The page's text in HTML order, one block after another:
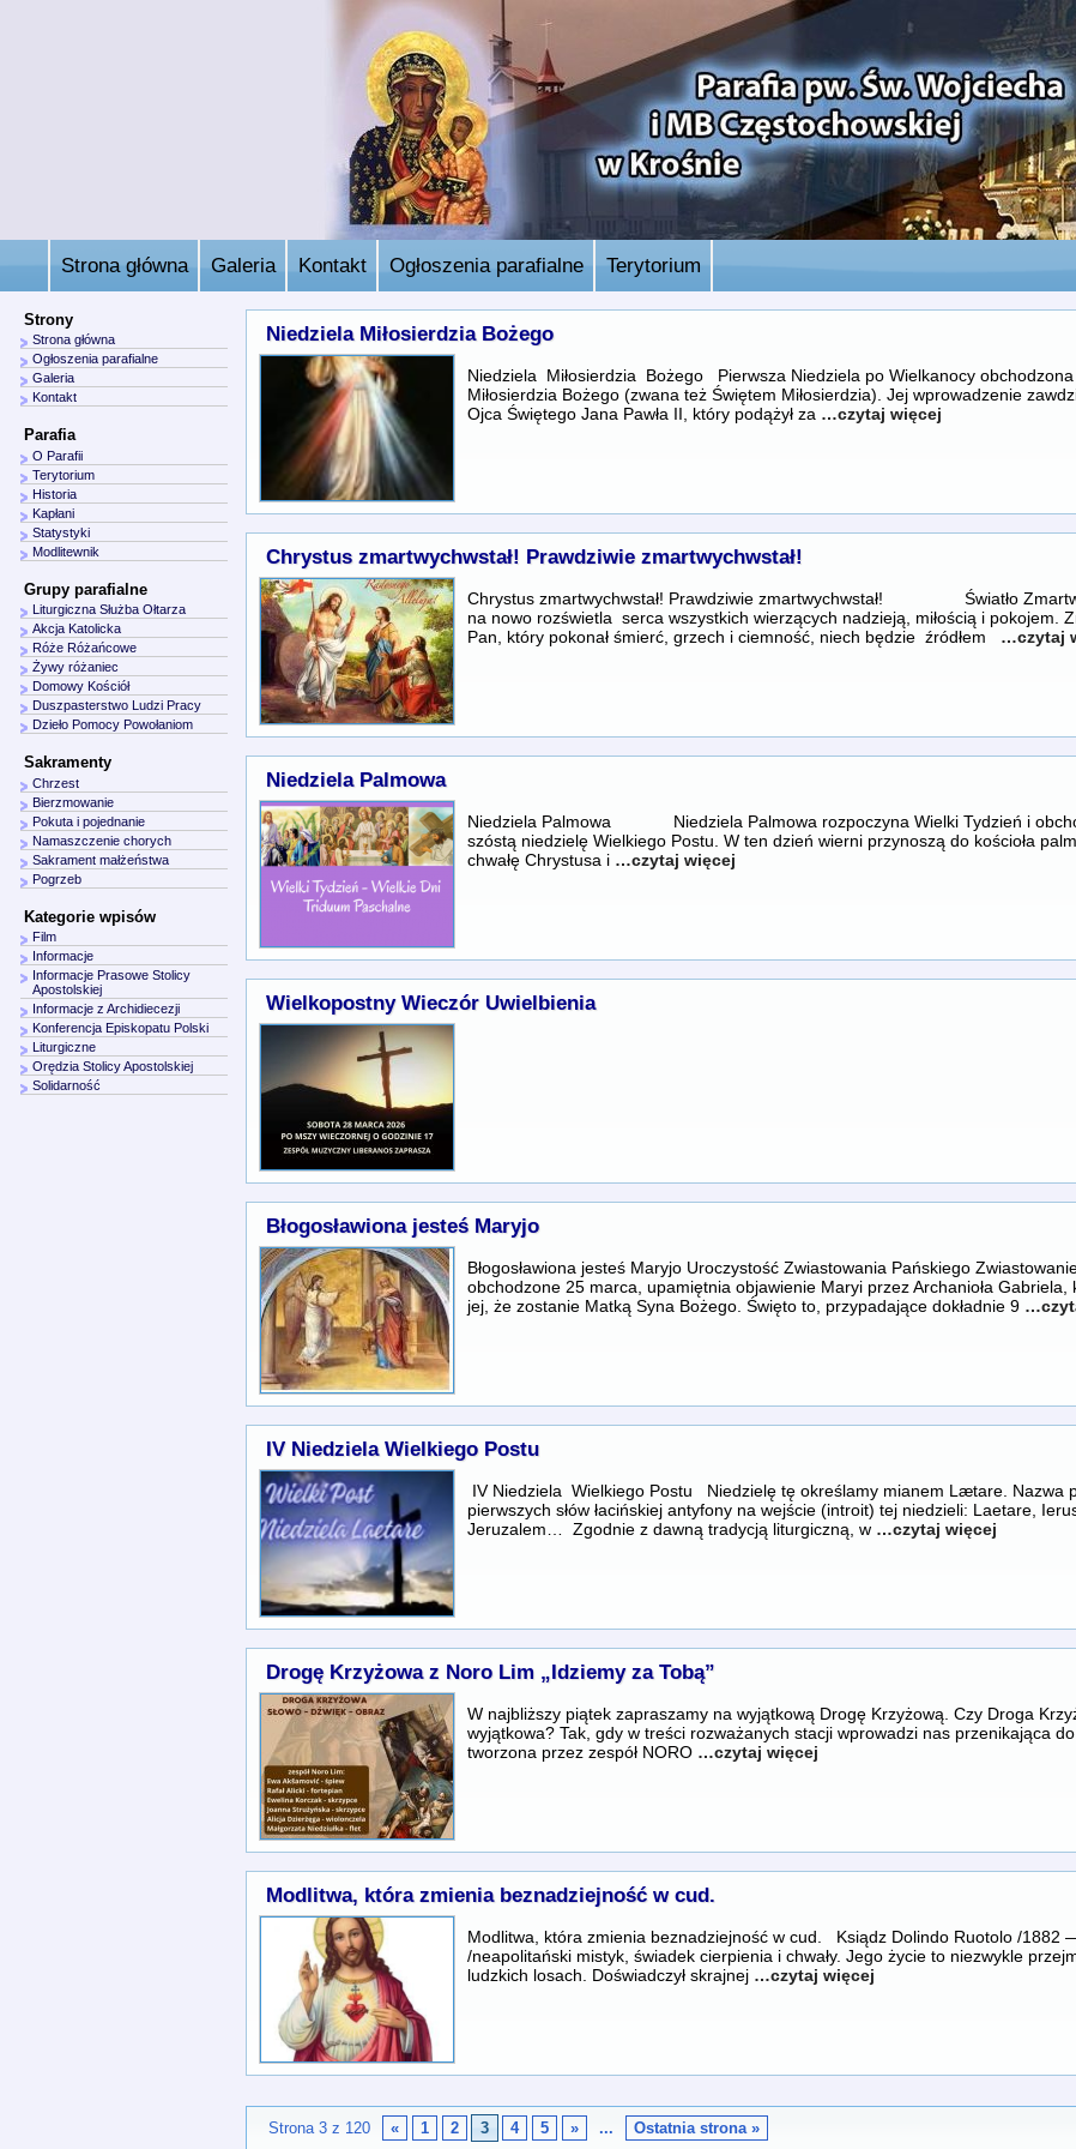
Strona główna Galeria Kontakt Ogłoszenia parafialne Terytorium
Niedziela Miłosierdzia Bożego
Niedziela Miłosierdzia Bożego Pierwsza Niedziela po Wielkanocy
Miłosierdzia Bożego (zwana też Świętem Miłosierdzia). Jej wprowadzenie
Ojca Świętego Jana Pawła II, który podążył za …czytaj więcej
Chrystus zmartwychwstał! Prawdziwie zmartwychwstał!
Chrystus zmartwychwstał! Prawdziwie zmartwychwstał! Światło
na nowo rozświetla serca wszystkich wierzących nadzieją, miłością i pokojem.
Pan, który pokonał śmierć, grzech i ciemność, niech będzie źródłem …czytaj
Niedziela Palmowa
Niedziela Palmowa Niedziela Palmowa rozpoczyna Wielki Tydzień i
szóstą niedzielę Wielkiego Postu. W ten dzień wierni przynoszą do kościoła
chwałę Chrystusa i …czytaj więcej
Wielkopostny Wieczór Uwielbienia
Błogosławiona jesteś Maryjo
Błogosławiona jesteś Maryjo Uroczystość Zwiastowania Pańskiego
obchodzone 25 marca, upamiętnia objawienie Maryi przez Archanioła Gabriela,
jej, że zostanie Matką Syna Bożego. Święto to, przypadające dokładnie 9
IV Niedziela Wielkiego Postu
IV Niedziela Wielkiego Postu Niedzielę tę określamy mianem Lætare. Nazwa
pierwszych słów łacińskiej antyfony na wejście (introit) tej niedzieli: Laetare,
Jeruzalem… Zgodnie z dawną tradycją liturgiczną, w …czytaj więcej
Drogę Krzyżowa z Noro Lim „Idziemy za Tobą”
W najbliższy piątek zapraszamy na wyjątkową Drogę Krzyżową. Czy Droga
wyjątkowa? Tak, gdy w treści rozważanych stacji wprowadzi nas przenikająca
tworzona przez zespół NORO …czytaj więcej
Modlitwa, która zmienia beznadziejność w cud.
Modlitwa, która zmienia beznadziejność w cud. Ksiądz Dolindo Ruotolo /1882
/neapolitański mistyk, świadek cierpienia i chwały. Jego życie to niezwykle
ludzkich losach. Doświadczył skrajnej …czytaj więcej
Strona 3 z 120 « 1 2 3 4 5 » ... Ostatnia strona »
Strony
Strona główna
Ogłoszenia parafialne
Galeria
Kontakt
Parafia
O Parafii
Terytorium
Historia
Kapłani
Statystyki
Modlitewnik
Grupy parafialne
Liturgiczna Służba Ołtarza
Akcja Katolicka
Róże Różańcowe
Żywy różaniec
Domowy Kościół
Duszpasterstwo Ludzi Pracy
Dzieło Pomocy Powołaniom
Sakramenty
Chrzest
Bierzmowanie
Pokuta i pojednanie
Namaszczenie chorych
Sakrament małżeństwa
Pogrzeb
Kategorie wpisów
Film
Informacje
Informacje Prasowe Stolicy
Apostolskiej
Informacje z Archidiecezji
Konferencja Episkopatu Polski
Liturgiczne
Orędzia Stolicy Apostolskiej
Solidarność